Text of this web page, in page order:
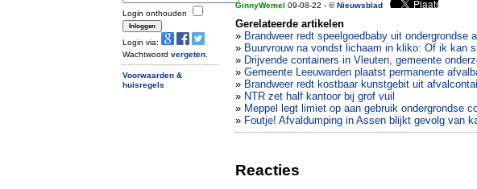
Login onthouden
Login via:
Wachtwoord vergeten
Voorwaarden &
huisregels
GinnyWemel 09-08-22 - ©Nieuwsblad
Gerelateerde artikelen
» Brandweer redt speelgoedbaby uit ondergrondse
» Buurvrouw na vondst lichaam in kliko: Of ik kan
» Drijvende containers in Vleuten, gemeente
» Gemeente Leeuwarden plaatst permanente
» Brandweer redt kostbaar kunstgebit uit
» NTR zet half kantoor bij grof vuil
» Meppel legt limiet op aan gebruik ondergrondse
» Foutje! Afvaldumping in Assen blijkt gevolg van
Reacties